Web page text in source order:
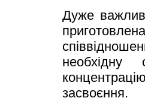
Дуже
необхідну
засвоєння.